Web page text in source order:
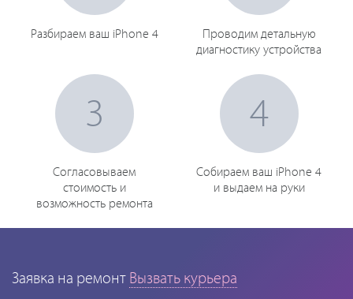
Разбираем ваш iPhone 4
Проводим детальную
диагностику устройства
3
Согласовываем
стоимость и
возможность ремонта
4
Собираем ваш iPhone 4
и выдаем на руки
Заявка на ремонт Вызвать курьера